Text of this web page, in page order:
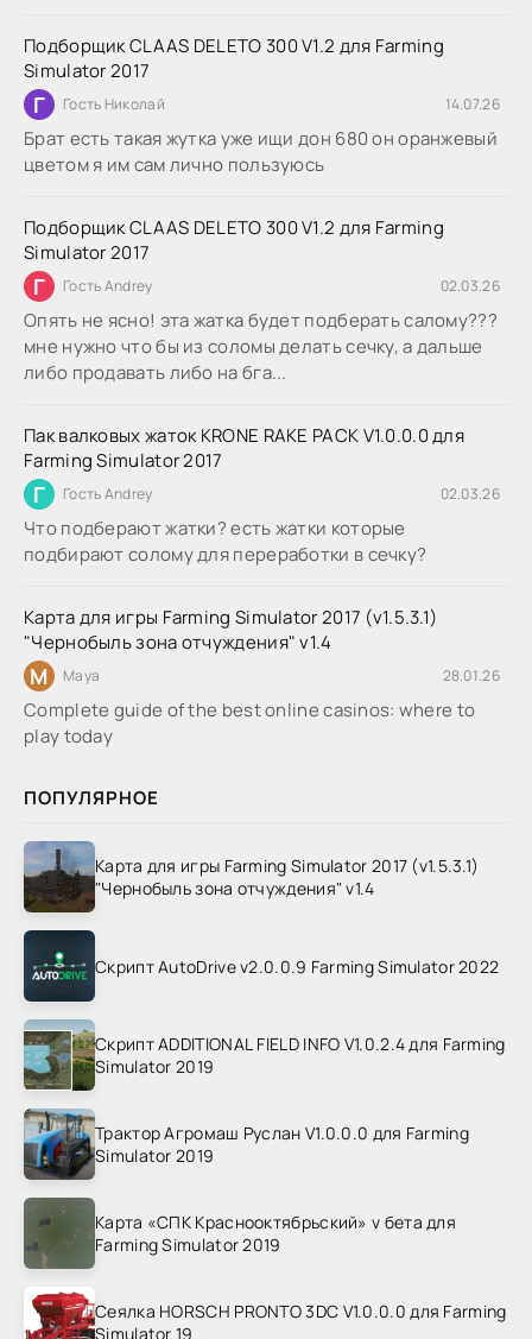
Подборщик CLAAS DELETO 300 V1.2 для Farming
Simulator 2017
Г Гость Николай 14.07.26
Брат есть такая жутка уже ищи дон 680 он оранжевый
цветом я им сам лично пользуюсь
Подборщик CLAAS DELETO 300 V1.2 для Farming
Simulator 2017
Г Гость Andrey 02.03.26
Опять не ясно! эта жатка будет подберать салому???
мне нужно что бы из соломы делать сечку, а дальше
либо продавать либо на бга...
Пак валковых жаток KRONE RAKE PACK V1.0.0.0 для
Farming Simulator 2017
Г Гость Andrey 02.03.26
Что подберают жатки? есть жатки которые
подбирают солому для переработки в сечку?
Карта для игры Farming Simulator 2017 (v1.5.3.1)
"Чернобыль зона отчуждения" v1.4
M Maya 28.01.26
Complete guide of the best online casinos: where to
play today
ПОПУЛЯРНОЕ
Карта для игры Farming Simulator 2017 (v1.5.3.1)
"Чернобыль зона отчуждения" v1.4
Скрипт AutoDrive v2.0.0.9 Farming Simulator 2022
Скрипт ADDITIONAL FIELD INFO V1.0.2.4 для Farming
Simulator 2019
Трактор Агромаш Руслан V1.0.0.0 для Farming
Simulator 2019
Карта «СПК Краснооктябрьский» v бета для
Farming Simulator 2019
Сеялка HORSCH PRONTO 3DC V1.0.0.0 для Farming
Simulator 19